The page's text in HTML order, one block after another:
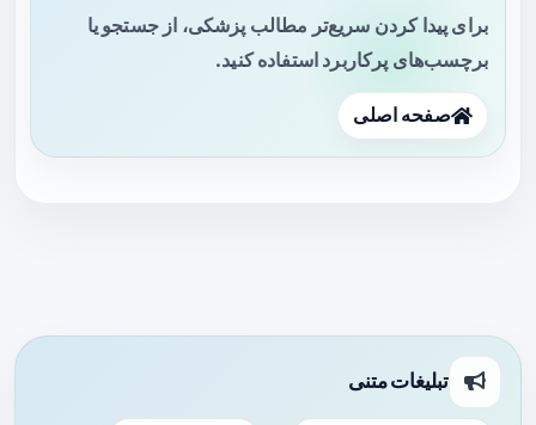
برای پیدا کردن سریع‌تر مطالب پزشکی، از جستجو یا
برچسب‌های پرکاربرد استفاده کنید.
صفحه اصلی
تبلیغات متنی